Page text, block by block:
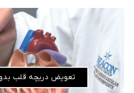
تعویض دریچه قلب